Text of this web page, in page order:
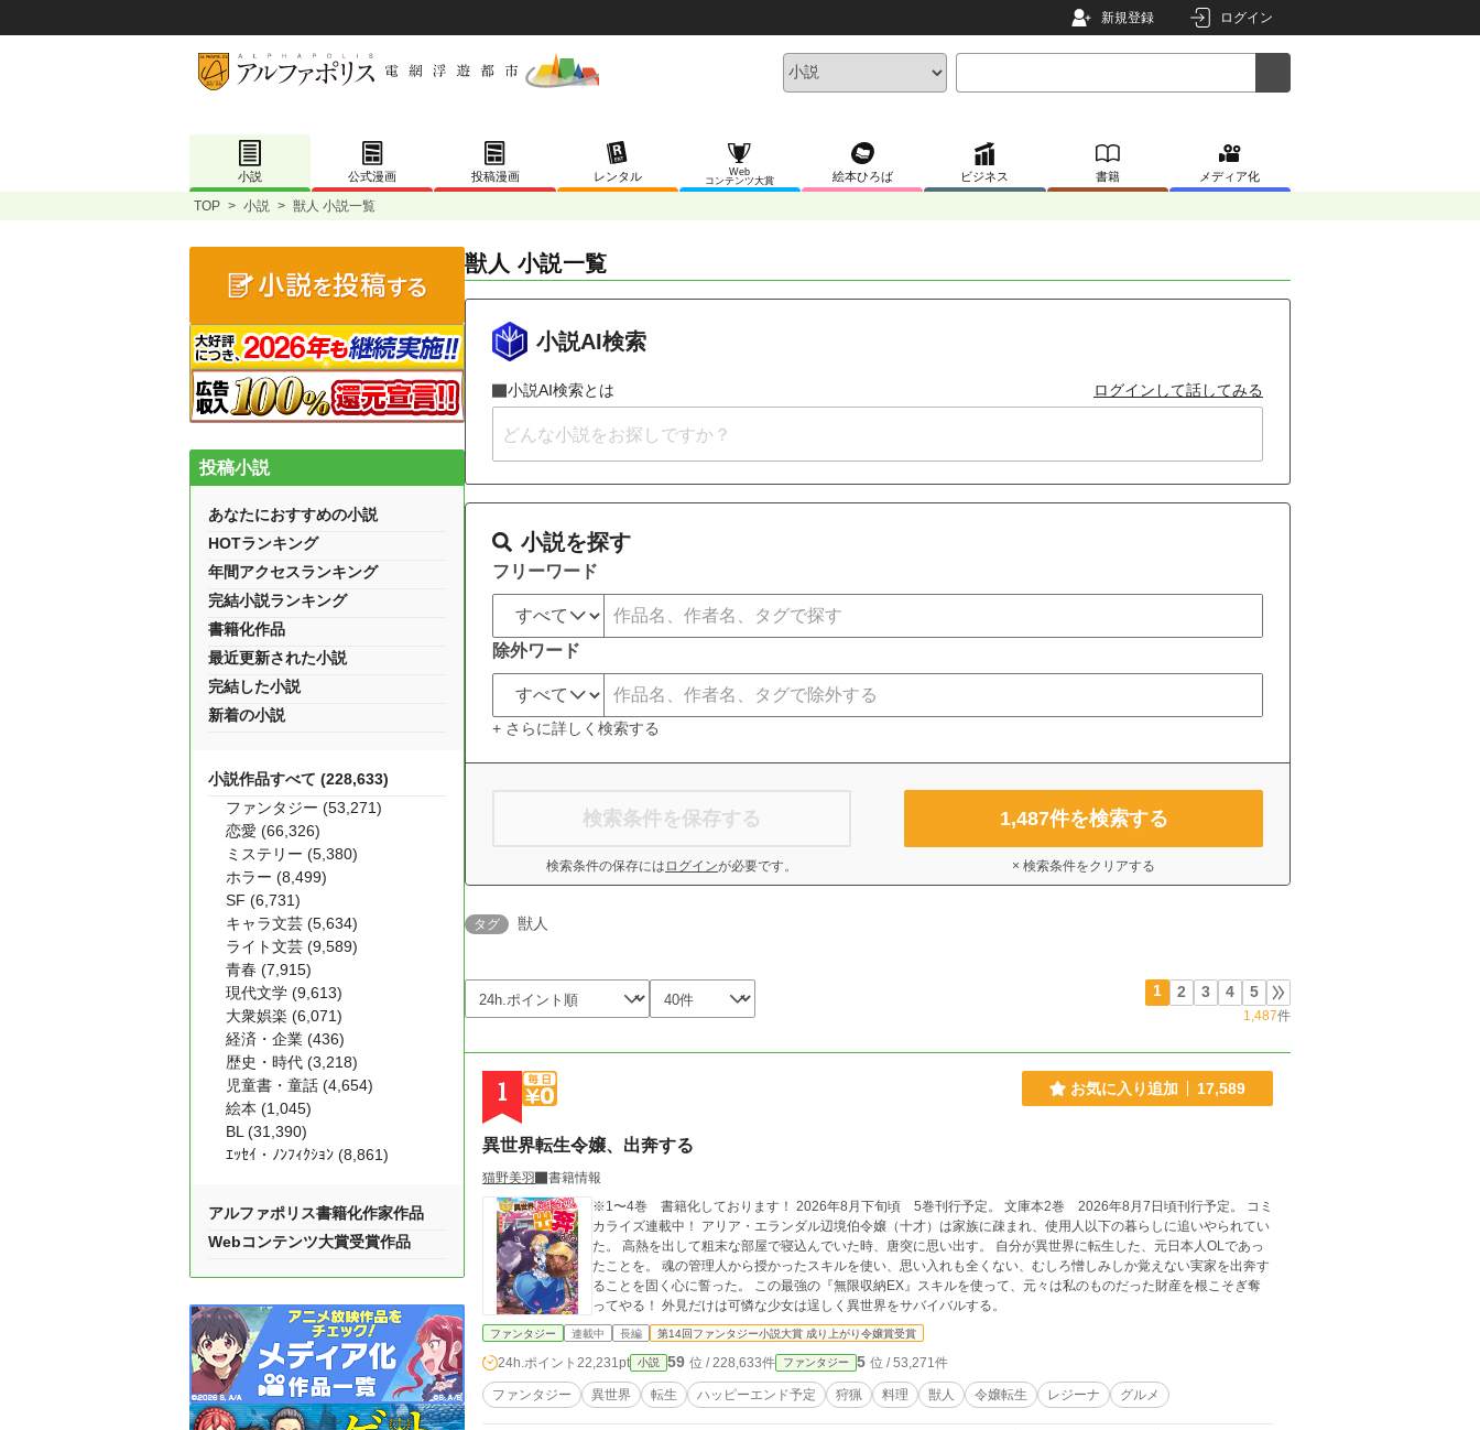
新規登録 ログイン
小説 公式漫画 投稿漫画 レンタル
Web
コンテンツ大賞
絵本ひろば ビジネス 書籍 メディア化
TOP > 小説 > 獣人 小説一覧
獣人 小説一覧
小説AI検索
小説AI検索とは ログインして話してみる
小説を探す
フリーワード
除外ワード
+ さらに詳しく検索する
検索条件を保存する
検索条件の保存には ログインが必要です。
1,487件を検索する
× 検索条件をクリアする
タグ 獣人
1 2 3 4 5
1,487件
1 お気に入り追加 17,589
異世界転生令嬢、出奔する
猫野美羽
書籍情報
※1〜4巻 書籍化しております！ 2026年8月下旬頃 5巻刊行予定。 文庫本2巻 2026年8月7日頃刊行予定。 コミ
カライズ連載中！ アリア・エランダル辺境伯令嬢（十才）は家族に疎まれ、使用人以下の暮らしに追いやられてい
た。 高熱を出して粗末な部屋で寝込んでいた時、唐突に思い出す。 自分が異世界に転生した、元日本人OLであっ
たことを。 魂の管理人から授かったスキルを使い、思い入れも全くない、むしろ憎しみしか覚えない実家を出奔す
ることを固く心に誓った。 この最強の『無限収納EX』スキルを使って、元々は私のものだった財産を根こそぎ奪
ってやる！ 外見だけは可憐な少女は逞しく異世界をサバイバルする。
ファンタジー 連載中 長編 第14回ファンタジー小説大賞 成り上がり令嬢賞受賞
24h.ポイント 22,231pt 小説 59 位 / 228,633件 ファンタジー 5 位 / 53,271件
ファンタジー 異世界 転生 ハッピーエンド予定 狩猟 料理 獣人 令嬢転生 レジーナ グルメ
投稿小説
あなたにおすすめの小説
HOTランキング
年間アクセスランキング
完結小説ランキング
書籍化作品
最近更新された小説
完結した小説
新着の小説
小説作品すべて (228,633)
ファンタジー (53,271)
恋愛 (66,326)
ミステリー (5,380)
ホラー (8,499)
SF (6,731)
キャラ文芸 (5,634)
ライト文芸 (9,589)
青春 (7,915)
現代文学 (9,613)
大衆娯楽 (6,071)
経済・企業 (436)
歴史・時代 (3,218)
児童書・童話 (4,654)
絵本 (1,045)
BL (31,390)
ｴｯｾｲ・ﾉﾝﾌｨｸｼｮﾝ (8,861)
アルファポリス書籍化作家作品
Webコンテンツ大賞受賞作品